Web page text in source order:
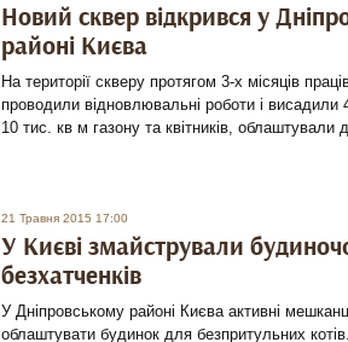
Новий сквер відкрився у
районі Києва
На території скверу протягом 3-х місяців
проводили відновлювальні роботи і висадили
10 тис. кв м газону та квітників, облаштували
21 Травня 2015 17:00
У Києві змайстрували
безхатченків
У Дніпровському районі Києва активні
облаштувати будинок для безпритульних